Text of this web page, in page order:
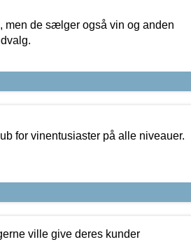
men de sælger også vin og anden
for vinentusiaster på alle niveauer.
ville give deres kunder